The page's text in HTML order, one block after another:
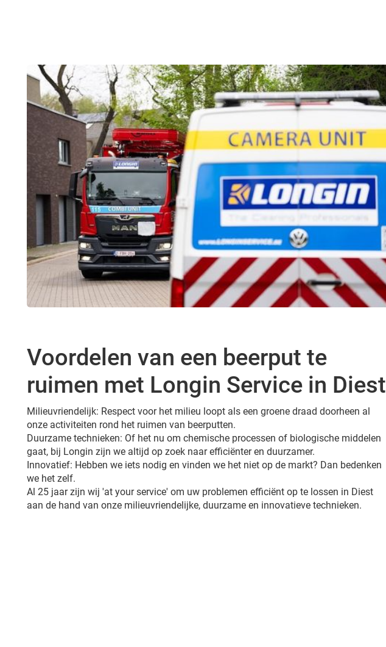
Voordelen van een beerput te
ruimen met Longin Service in Diest
Milieuvriendelijk: Respect voor het milieu loopt als een groene draad doorheen al
onze activiteiten rond het ruimen van beerputten.
Duurzame technieken: Of het nu om chemische processen of biologische middelen
gaat, bij Longin zijn we altijd op zoek naar efficiënter en duurzamer.
Innovatief: Hebben we iets nodig en vinden we het niet op de markt? Dan bedenken
we het zelf.
Al 25 jaar zijn wij 'at your service' om uw problemen efficiënt op te lossen in Diest
aan de hand van onze milieuvriendelijke, duurzame en innovatieve technieken.